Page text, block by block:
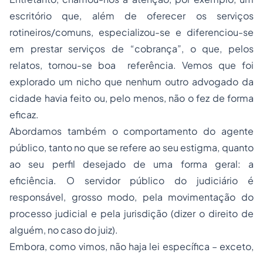
escritório que, além de oferecer os serviços
rotineiros/comuns, especializou-se e diferenciou-se
em prestar serviços de “cobrança”, o que, pelos
relatos, tornou-se boa referência. Vemos que foi
explorado um nicho que nenhum outro advogado da
cidade havia feito ou, pelo menos, não o fez de forma
eficaz.
Abordamos também o comportamento do agente
público, tanto no que se refere ao seu estigma, quanto
ao seu perfil desejado de uma forma geral: a
eficiência. O servidor público do judiciário é
responsável, grosso modo, pela movimentação do
processo judicial e pela jurisdição (dizer o direito de
alguém, no caso do juiz).
Embora, como vimos, não haja lei específica – exceto,